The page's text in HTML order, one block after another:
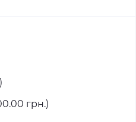
грн.)